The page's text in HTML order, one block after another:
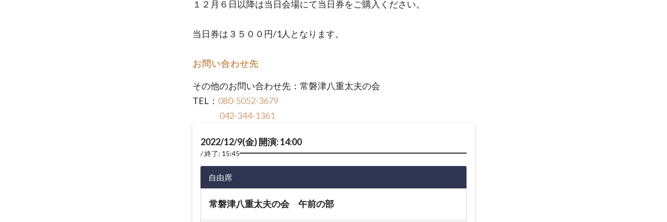
１２月６日以降は当日会場にて当日券をご購入ください。
当日券は３５００円/1人となります。
お問い合わせ先
その他のお問い合わせ先：常磐津八重太夫の会
TEL： 080-5052-3679
042-344-1361
2022/12/9(金) 開演: 14:00
終了: 15:45
自由席
常磐津八重太夫の会 午前の部